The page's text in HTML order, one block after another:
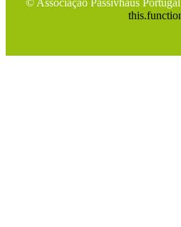
© Associação Passivhaus